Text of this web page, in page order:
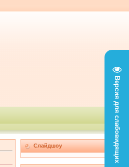
Версия для слабовидящих
Слайдшоу